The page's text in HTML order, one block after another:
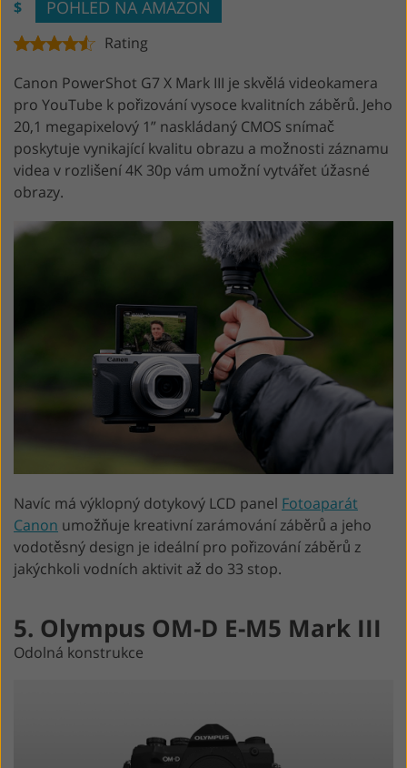
$ POHLED NA AMAZON
Rating
Canon PowerShot G7 X Mark III je skvělá videokamera
pro YouTube k pořizování vysoce kvalitních záběrů. Jeho
20,1 megapixelový 1” naskládaný CMOS snímač
poskytuje vynikající kvalitu obrazu a možnosti záznamu
videa v rozlišení 4K 30p vám umožní vytvářet úžasné
obrazy.
Navíc má výklopný dotykový LCD panel Fotoaparát
Canon umožňuje kreativní zarámování záběrů a jeho
vodotěsný design je ideální pro pořizování záběrů z
jakýchkoli vodních aktivit až do 33 stop.
5. Olympus OM-D E-M5 Mark III
Odolná konstrukce